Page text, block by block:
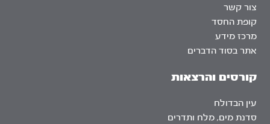
צור קשר
קופת החסד
מרכז מידע
אתר בסוד הדברים
קורסים והרצאות
עין הבדולח
סדנת מים, מלח ותדרים